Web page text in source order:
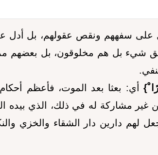
على سفههم ونقص عقولهم، بل أدل
شيء بل هم مخلوقون، بل بعضهم
ْ} أي: بعثا بعد الموت، فأعظم
غير مشاركة له في ذلك، الذي بيده
لهم دارين دار الشقاء والخزي